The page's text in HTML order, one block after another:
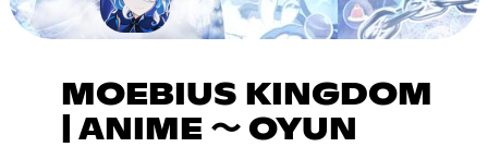
MOEBIUS KINGDOM
| ANIME 〜 OYUN